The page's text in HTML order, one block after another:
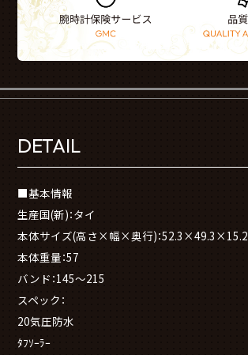
DETAIL
■基本情報
生産国(新)：タイ
本体サイズ(高さ×幅×奥行)：52.3×49.3×15.2
本体重量：57
バンド：145～215
スペック：
20気圧防水
ﾀﾌｿｰﾗｰ